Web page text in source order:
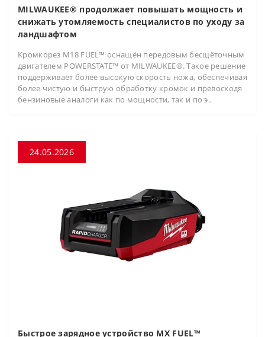
MILWAUKEE® продолжает повышать мощность и
снижать утомляемость специалистов по уходу за
ландшафтом
Кромкорез M18 FUEL™ оснащён передовым бесщёточным
двигателем POWERSTATE™ от MILWAUKEE®. Такое решение
поддерживает более высокую скорость ножа, обеспечивая
более чистую и быструю обработку кромок и превосходя
бензиновые аналоги как по мощности, так и по э..
24.05.2026
Быстрое зарядное устройство MX FUEL™